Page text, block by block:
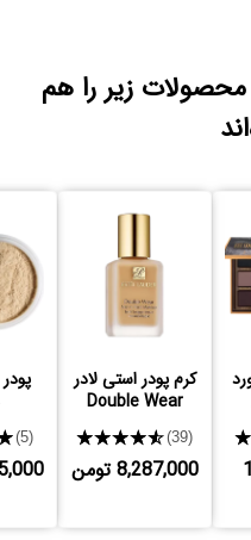
زیر را هم
کرم پودر استی لادر
Double Wear
★★★★★(39)
8,287,000 تومن
(5)